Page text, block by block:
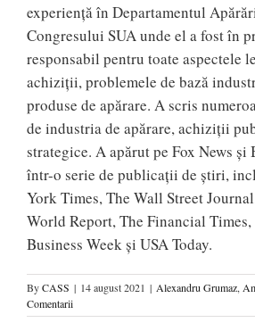
experienţă în Departamentul
Congresului SUA unde el a fost în
responsabil pentru toate aspectele
achiziţii, problemele de bază
produse de apărare. A scris
de industria de apărare, achiziţii
strategice. A apărut pe Fox News şi
într-o serie de publicaţii de ştiri,
York Times, The Wall Street
World Report, The Financial
Business Week şi USA Today.
ByCASS | 14 august 2021 | Alexandru Grumaz,
Comentarii